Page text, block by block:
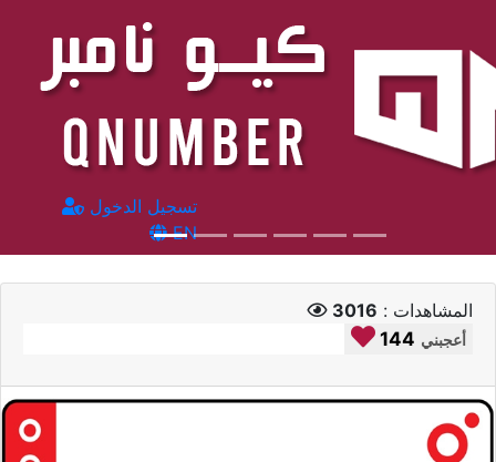
تسجيل الدخول
EN
المشاهدات : 3016
144 أعجبني